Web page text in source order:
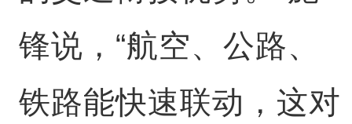
锋说，“航空、公路、
铁路能快速联动，这对